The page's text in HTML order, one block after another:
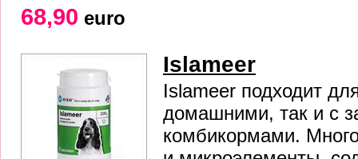
68,90 euro
Islameer
Islameer подходит
домашними, так и с
комбикормами.